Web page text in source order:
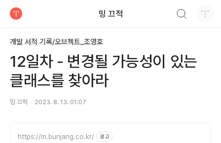
밍 끄적
개발 서적 기록/오브젝트_조영호
12일차 - 변경될 가능성이 있는
클래스를 찾아라
밍 끄적 2023. 8. 13. 01:07
https://m.bunjang.co.kr/ 광고